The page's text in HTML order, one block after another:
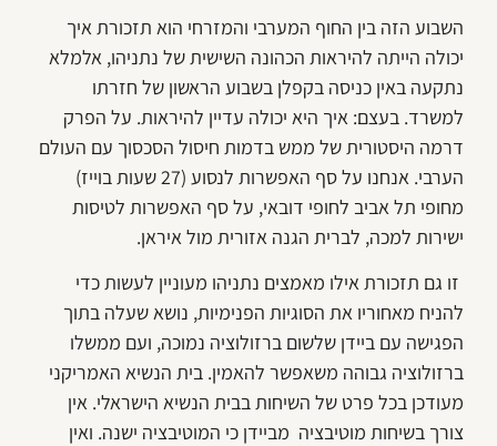
השבוע הזה בין החוף המערבי והמזרחי הוא תזכורת איך
יכולה הייתה להיראות הכהונה השישית של נתניהו, אלמלא
נתקעה באין כניסה בקפלן בשבוע הראשון של חזרתו
למשרד. בעצם: איך היא יכולה עדיין להיראות. על הפרק
דרמה היסטורית של ממש בדמות חיסול הסכסוך עם העולם
הערבי. אנחנו על סף האפשרות לנסוע (27 שעות בוייז)
מחופי תל אביב לחופי דובאי, על סף האפשרות לטיסות
ישירות למכה, לברית הגנה אזורית מול איראן.
זו גם תזכורת אילו מאמצים נתניהו מעוניין לעשות כדי
להניח מאחוריו את הסוגיות הפנימיות, נושא שעלה בתוך
הפגישה עם ביידן שלשום ברזולוציה נמוכה, ועם ממשלו
ברזולוציה גבוהה משאפשר להאמין. בית הנשיא האמריקני
מעודכן בכל פרט של השיחות בבית הנשיא הישראלי. אין
צורך בשיחות מוטיבציה מביידן כי המוטיבציה ישנה. ואין